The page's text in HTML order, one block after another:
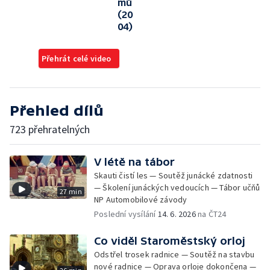
mů
(20
04)
Přehrát celé video
Přehled dílů
723 přehratelných
27 min
V létě na tábor
Skauti čistí les — Soutěž junácké zdatnosti
— Školení junáckých vedoucích — Tábor učňů
NP Automobilové závody
Poslední vysílání14. 6. 2026na ČT24
Co viděl Staroměstský orloj
Odstřel trosek radnice — Soutěž na stavbu
nové radnice — Oprava orloje dokončena —